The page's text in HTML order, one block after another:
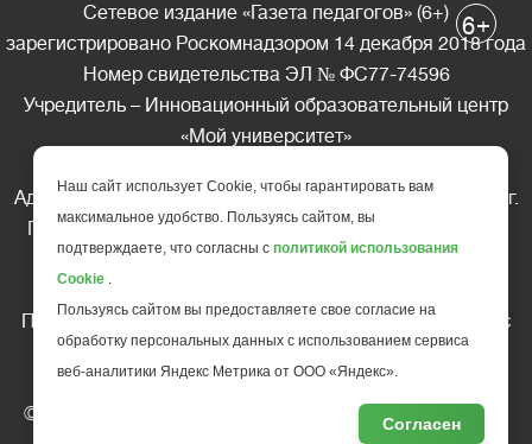
Сетевое издание «Газета педагогов» (6+)
зарегистрировано Роскомнадзором 14 декабря 2018 года
Номер свидетельства ЭЛ № ФС77-74596
Учредитель – Инновационный образовательный центр
«Мой университет»
Адрес редакции: 185035 Россия, Республика Карелия, г.
Петрозаводск, ул. Фридриха Энгельса д.10, офис 211
Телефон редакции: +7 (499) 685-10-45
Перепечатка материалов газеты допускается только c
письменного разрешения редакции
Ссылка на «Газету педагогов» обязательна.
© АНО ДПО "Инновационный образовательный центр
6+
Наш сайт использует Cookie, чтобы гарантировать вам
максимальное удобство. Пользуясь сайтом, вы
подтверждаете, что согласны с политикой использования
Cookie .
Пользуясь сайтом вы предоставляете свое согласие на
обработку персональных данных с использованием сервиса
веб-аналитики Яндекс Метрика от ООО «Яндекс».
Согласен